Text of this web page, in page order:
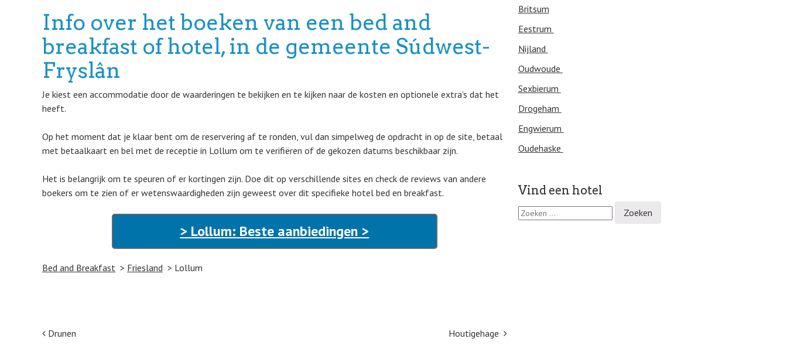
Info over het boeken van een bed and
breakfast of hotel, in de gemeente Súdwest-
Fryslân
Je kiest een accommodatie door de waarderingen te bekijken en te kijken naar de kosten en optionele extra’s dat het
heeft.
Op het moment dat je klaar bent om de reservering af te ronden, vul dan simpelweg de opdracht in op de site, betaal
met betaalkaart en bel met de receptie in Lollum om te verifiëren of de gekozen datums beschikbaar zijn.
Het is belangrijk om te speuren of er kortingen zijn. Doe dit op verschillende sites en check de reviews van andere
boekers om te zien of er wetenswaardigheden zijn geweest over dit specifieke hotel bed en breakfast.
> Lollum: Beste aanbiedingen >
Bed and Breakfast Friesland Lollum
Post navigation
Drunen Houtigehage
Britsum
Eestrum
Nijland
Oudwoude
Sexbierum
Drogeham
Engwierum
Oudehaske
Vind een hotel
Z
o